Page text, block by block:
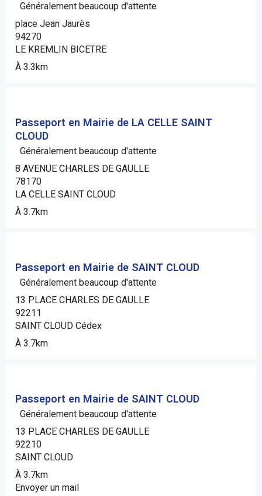
Généralement beaucoup d'attente
place Jean Jaurès
94270
LE KREMLIN BICETRE
À 3.3km
Passeport en Mairie de LA CELLE SAINT
CLOUD
Généralement beaucoup d'attente
8 AVENUE CHARLES DE GAULLE
78170
LA CELLE SAINT CLOUD
À 3.7km
Passeport en Mairie de SAINT CLOUD
Généralement beaucoup d'attente
13 PLACE CHARLES DE GAULLE
92211
SAINT CLOUD Cédex
À 3.7km
Passeport en Mairie de SAINT CLOUD
Généralement beaucoup d'attente
13 PLACE CHARLES DE GAULLE
92210
SAINT CLOUD
À 3.7km
Envoyer un mail